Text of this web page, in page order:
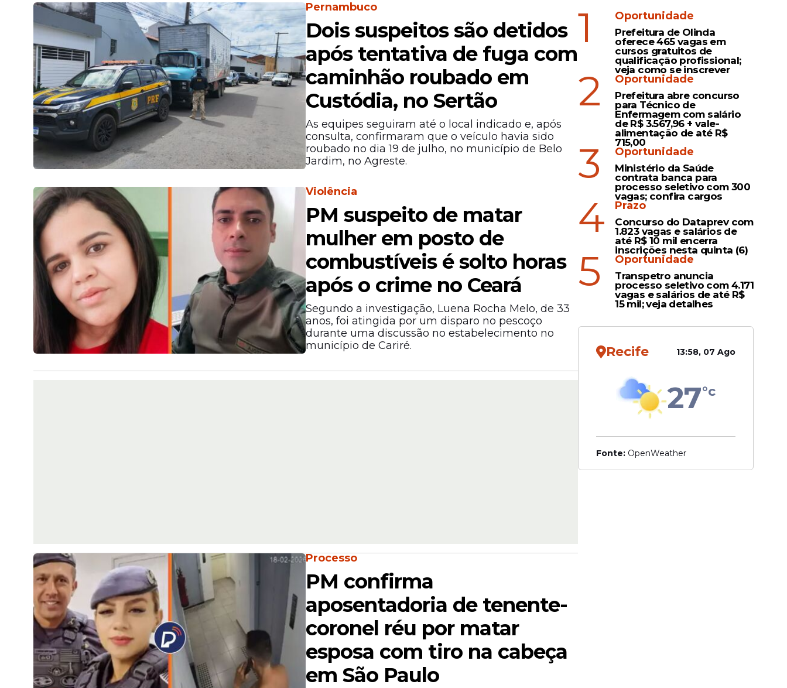
Pernambuco
Dois suspeitos são detidos
após tentativa de fuga com
caminhão roubado em
Custódia, no Sertão
As equipes seguiram até o local indicado e, após
consulta, confirmaram que o veículo havia sido
roubado no dia 19 de julho, no município de Belo
Jardim, no Agreste.
Violência
PM suspeito de matar
mulher em posto de
combustíveis é solto horas
após o crime no Ceará
Segundo a investigação, Luena Rocha Melo, de 33
anos, foi atingida por um disparo no pescoço
durante uma discussão no estabelecimento no
município de Cariré.
Processo
PM confirma
aposentadoria de tenente-
coronel réu por matar
esposa com tiro na cabeça
em São Paulo
1 Oportunidade
Prefeitura de Olinda
oferece 465 vagas em
cursos gratuitos de
qualificação profissional;
veja como se inscrever
2 Oportunidade
Prefeitura abre concurso
para Técnico de
Enfermagem com salário
de R$ 3.567,96 + vale-
alimentação de até R$
715,00
3 Oportunidade
Ministério da Saúde
contrata banca para
processo seletivo com 300
vagas; confira cargos
4 Prazo
Concurso do Dataprev com
1.823 vagas e salários de
até R$ 10 mil encerra
inscrições nesta quinta (6)
5 Oportunidade
Transpetro anuncia
processo seletivo com 4.171
vagas e salários de até R$
15 mil; veja detalhes
Recife 13:58, 07 Ago
27°c
Fonte: OpenWeather